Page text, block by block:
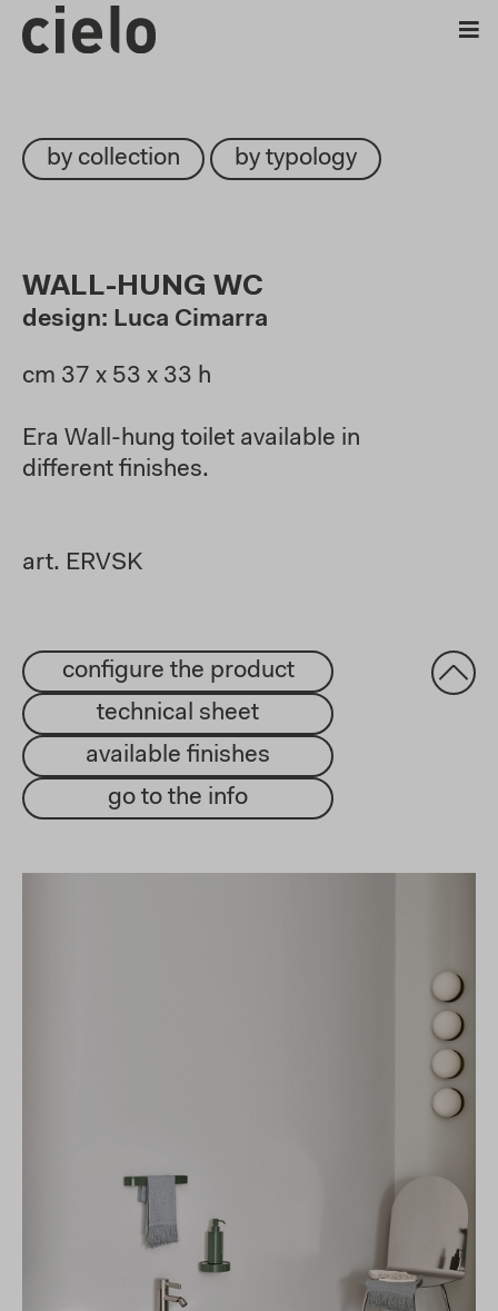
by collection by typology
WALL-HUNG WC
design: Luca Cimarra
cm 37 x 53 x 33 h
Era Wall-hung toilet available in
different finishes.
art. ERVSK
configure the product
technical sheet
available finishes
go to the info